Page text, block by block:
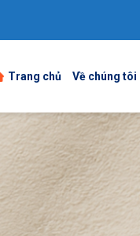
Trang chủ Về chúng tôi